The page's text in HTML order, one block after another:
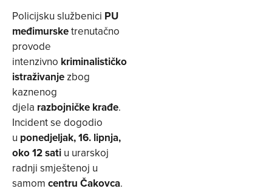
Policijsku službenici PU
međimursketrenutačno
provode
intenzivno kriminalističko
istraživanjezbog
kaznenog
djela razbojničke krađe.
Incident se dogodio
u ponedjeljak, 16. lipnja,
oko 12 sati u urarskoj
radnji smještenoj u
samom centru Čakovca.